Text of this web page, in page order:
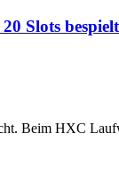
Slots
Beim HXC